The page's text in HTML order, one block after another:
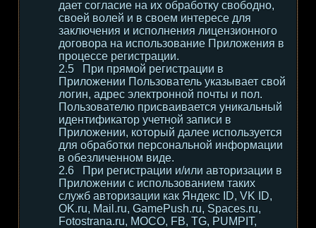
дает согласие на их обработку свободно,
своей волей и в своем интересе для
заключения и исполнения лицензионного
договора на использование Приложения в
процессе регистрации.
При прямой регистрации в
Приложении Пользователь указывает свой
логин, адрес электронной почты и пол.
Пользователю присваивается уникальный
идентификатор учетной записи в
Приложении, который далее используется
для обработки персональной информации
в обезличенном виде.
При регистрации и/или авторизации в
Приложении с использованием таких
служб авторизации как Яндекс ID, VK ID,
OK.ru, Mail.ru, GamePush.ru, Spaces.ru,
Fotostrana.ru, MOCO, FB, TG, PUMPIT,